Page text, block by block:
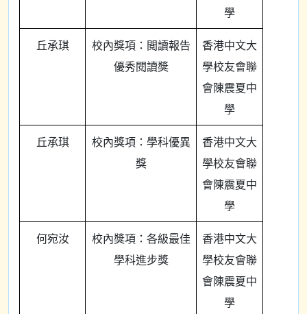
學
丘承琪
校內獎項：閲讀報告
優秀閱讀獎
香港中文大
學校友會聯
會陳震夏中
學
丘承琪
校內獎項：學科優異
獎
香港中文大
學校友會聯
會陳震夏中
學
何宛汝
校內獎項：各級最佳
學科進步獎
香港中文大
學校友會聯
會陳震夏中
學